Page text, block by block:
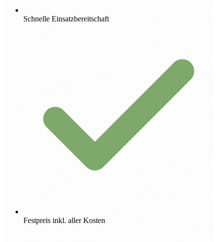
Schnelle Einsatzbereitschaft
Festpreis inkl. aller Kosten